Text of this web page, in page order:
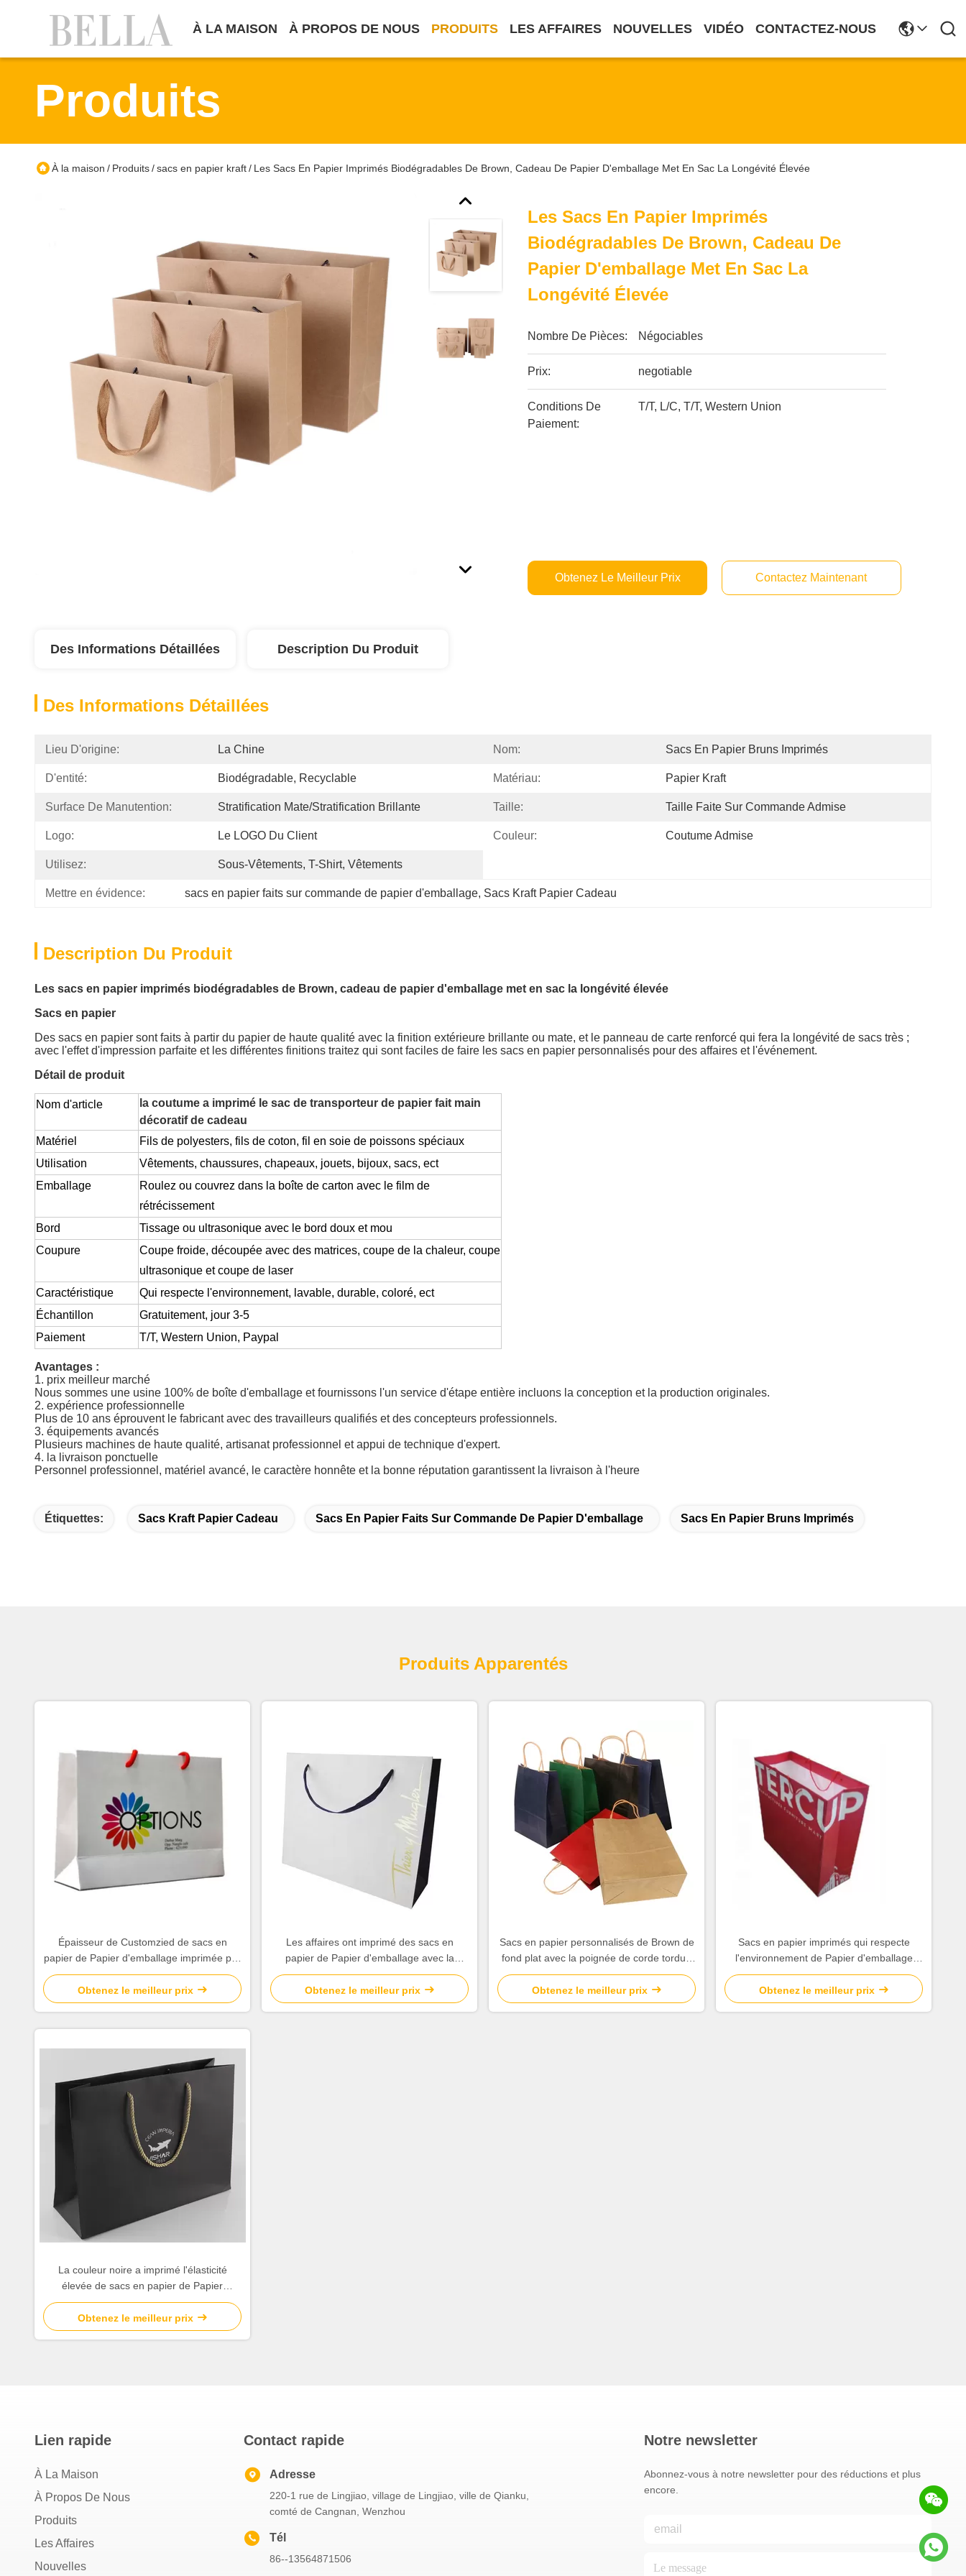
À LA MAISON À PROPOS DE NOUS PRODUITS LES AFFAIRES NOUVELLES VIDÉO CONTACTEZ-NOUS
Produits
À la maison / Produits/sacs en papier kraft/ Les Sacs En Papier Imprimés Biodégradables De Brown, Cadeau De Papier D'emballage Met En Sac La Longévité Élevée
Les Sacs En Papier Imprimés
Biodégradables De Brown, Cadeau De
Papier D'emballage Met En Sac La
Longévité Élevée
Nombre De Pièces: Négociables
Prix: negotiable
Conditions De
Paiement:
T/T, L/C, T/T, Western Union
Obtenez Le Meilleur Prix Contactez Maintenant
Des Informations Détaillées Description Du Produit
Des Informations Détaillées
Lieu D'origine: La Chine Nom: Sacs En Papier Bruns Imprimés
D'entité: Biodégradable, Recyclable Matériau: Papier Kraft
Surface De Manutention: Stratification Mate/stratification Brillante Taille: Taille Faite Sur Commande Admise
Logo: Le LOGO Du Client Couleur: Coutume Admise
Utilisez: Sous-Vêtements, T-Shirt, Vêtements
Mettre en évidence: sacs en papier faits sur commande de papier d'emballage, Sacs Kraft Papier Cadeau
Description Du Produit
Les sacs en papier imprimés biodégradables de Brown, cadeau de papier d'emballage met en sac la longévité élevée
Sacs en papier
Des sacs en papier sont faits à partir du papier de haute qualité avec la finition extérieure brillante ou mate, et le panneau de carte renforcé qui fera la longévité de sacs très ;
avec l'effet d'impression parfaite et les différentes finitions traitez qui sont faciles de faire les sacs en papier personnalisés pour des affaires et l'événement.
Détail de produit
Nom d'article
la coutume a imprimé le sac de transporteur de papier fait main
décoratif de cadeau
Matériel
Fils de polyesters, fils de coton, fil en soie de poissons spéciaux
Utilisation
Vêtements, chaussures, chapeaux, jouets, bijoux, sacs, ect
Emballage
Roulez ou couvrez dans la boîte de carton avec le film de
rétrécissement
Bord
Tissage ou ultrasonique avec le bord doux et mou
Coupure
Coupe froide, découpée avec des matrices, coupe de la chaleur, coupe
ultrasonique et coupe de laser
Caractéristique
Qui respecte l'environnement, lavable, durable, coloré, ect
Échantillon
Gratuitement, jour 3-5
Paiement
T/T, Western Union, Paypal
Avantages :
1. prix meilleur marché
Nous sommes une usine 100% de boîte d'emballage et fournissons l'un service d'étape entière incluons la conception et la production originales.
2. expérience professionnelle
Plus de 10 ans éprouvent le fabricant avec des travailleurs qualifiés et des concepteurs professionnels.
3. équipements avancés
Plusieurs machines de haute qualité, artisanat professionnel et appui de technique d'expert.
4. la livraison ponctuelle
Personnel professionnel, matériel avancé, le caractère honnête et la bonne réputation garantissent la livraison à l'heure
Étiquettes: Sacs Kraft Papier Cadeau Sacs En Papier Faits Sur Commande De Papier D'emballage Sacs En Papier Bruns Imprimés
Produits Apparentés
Épaisseur de Customzied de sacs en
papier de Papier d'emballage imprimée par
blanc pour la promotion de société
Obtenez le meilleur prix
Les affaires ont imprimé des sacs en
papier de Papier d'emballage avec la
finition extérieure de estampillage chaude
d'or
Obtenez le meilleur prix
Sacs en papier personnalisés de Brown de
fond plat avec la poignée de corde tordue
par papier
Obtenez le meilleur prix
Sacs en papier imprimés qui respecte
l'environnement de Papier d'emballage
brillants/finissage mat de surface de
stratification
Obtenez le meilleur prix
La couleur noire a imprimé l'élasticité
élevée de sacs en papier de Papier
d'emballage avec la poignée en nylon de
corde
Obtenez le meilleur prix
Lien rapide
À La Maison
À Propos De Nous
Produits
Les Affaires
Nouvelles
Contact rapide
Adresse
220-1 rue de Lingjiao, village de Lingjiao, ville de Qianku,
comté de Cangnan, Wenzhou
Tél
86--13564871506
Notre newsletter
Abonnez-vous à notre newsletter pour des réductions et plus
encore.